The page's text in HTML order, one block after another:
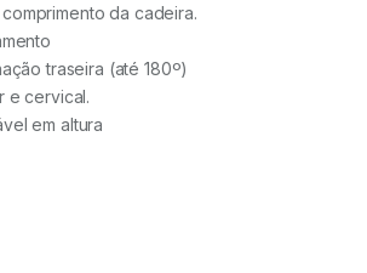
da cadeira.
traseira (até 180º)
e cervical.
em altura